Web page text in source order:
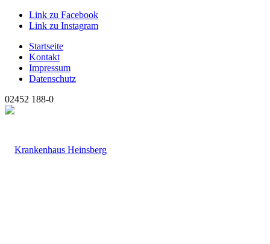
Link zu Facebook
Link zu Instagram
Startseite
Kontakt
Impressum
Datenschutz
02452 188-0